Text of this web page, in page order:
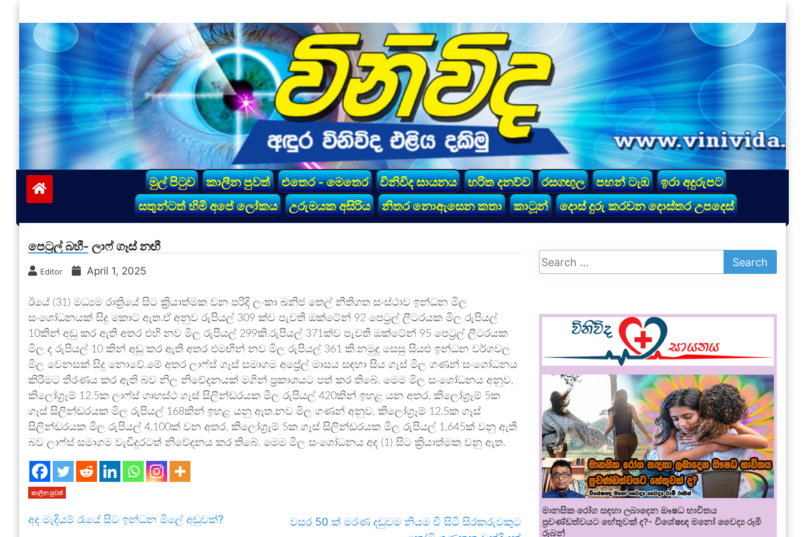
to
content
vinivida.lk
මුල් පිටුව කාලීන පුවත් එතෙර - මෙතෙර විනිවිද සායනය හරිත දනව්ව රසගඟුල පහන් ටැඹ
ඉරා අදුරුපට
සතුන්ටත් හිමි අපේ ලෝකය
උරුමයක අසිරිය නිතර නොඇසෙන කතා කාටූන් දොස් දුරු කරවන දොස්තර උපදෙස්
පෙට්‍රල් බහී- ලාෆ් ගෑස් නඟී
Editor April 1, 2025
ඊයේ (31) මධ්‍යම රාත්‍රියේ සිට ක්‍රියාත්මක වන පරිදි ලංකා ඛනිජ තෙල් නීතිගත සංස්ථාව ඉන්ධන මිල
සංශෝධනයක් සිදු කොට ඇත.ඒ අනුව රුපියල් 309 ක්ව පැවති ඔක්ටේන් 92 පෙට්‍රල් ලීටරයක මිල රුපියල්
10කින් අඩු කර ඇති අතර එහි නව මිල රුපියල් 299කි.රුපියල් 371ක්ව පැවති ඔක්ටේන් 95 පෙට්‍රල් ලීටරයක
මිල ද රුපියල් 10 කින් අඩු කර ඇති අතර එමඟින් නව මිල රුපියල් 361 කි.නමුදු සෙසු සියළු ඉන්ධන වර්ගවල
මිල වෙනසක් සිදු නොවේ.මේ අතර ලාෆ්ස් ගෑස් සමාගම අප්‍රේල් මාසය සඳහා සිය ගෑස් මිල ගණන් සංශෝධනය
කිරීමට තීරණය කර ඇති බව නිල නිවේදනයක් මගින් ප්‍රකාශයට පත් කර තිබේ. මෙම මිල සංශෝධනය අනුව,
කිලෝග්‍රෑම් 12.5ක ලාෆ්ස් ගෘහස්ථ ගෑස් සිලින්ඩරයක මිල රුපියල් 420කින් ඉහළ යන අතර, කිලෝග්‍රෑම් 5ක
ගෑස් සිලින්ඩරයක මිල රුපියල් 168කින් ඉහළ යනු ඇත.නව මිල ගණන් අනුව, කිලෝග්‍රෑම් 12.5ක ගෑස්
සිලින්ඩරයක මිල රුපියල් 4,100ක් වන අතර, කිලෝග්‍රෑම් 5ක ගෑස් සිලින්ඩරයක මිල රුපියල් 1,645ක් වනු ඇති
බව ලාෆ්ස් සමාගම වැඩිදුරටත් නිවේදනය කර තිබේ. මෙම මිල සංශෝධනය අද (1) සිට ක්‍රියාත්මක වනු ඇත.
කාලීන පුවත්
අද මැදියම් රැයේ සිට ඉන්ධන මිලේ අඩුවක්?
වසර 50 ක් මරණ දඬුවම නියම වී සිටි සිරකරුවකුට
මානසික රෝග සඳහා ලබාදෙන ඖෂධ භාවිතය
ප්‍රචණ්ඩත්වයට හේතුවක් ද?- විශේෂඥ මනෝ වෛද්‍ය රූමි
රූබන්